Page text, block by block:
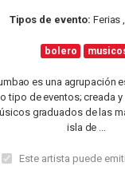
Tipos de evento: Ferias
bolero
es una agrupación
tipo de eventos; creada
graduados de las
isla de ...
Este artista puede